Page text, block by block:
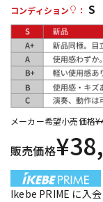
中古
コンディション
： S
メーカー希望小売価格¥
販売価格¥
Ikebe PRIME に入